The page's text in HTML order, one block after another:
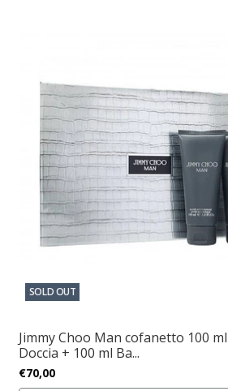
SOLD OUT
Jimmy Choo Man cofanetto 100
Doccia + 100 ml Ba...
€70,00